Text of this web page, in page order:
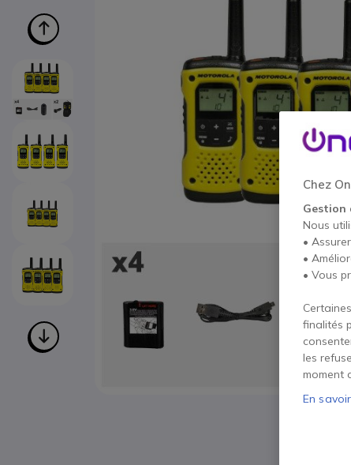
Chez
Gestion
Nous
•
•
• Vous
finalités
les
moment
En